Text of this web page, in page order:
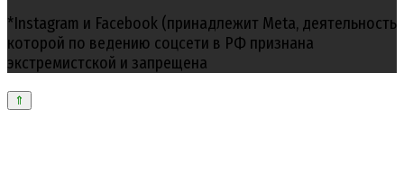
*Instagram и Facebook (принадлежит Meta, деятельность
которой по ведению соцсети в РФ признана
экстремистской и запрещена